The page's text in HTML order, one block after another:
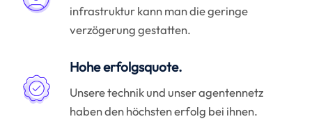
infrastruktur kann man die geringe
verzögerung gestatten.
Hohe erfolgsquote.
Unsere technik und unser agentennetz
haben den höchsten erfolg bei ihnen.